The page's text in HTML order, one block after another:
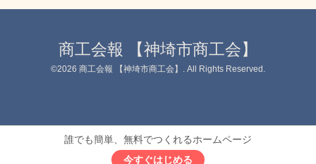
商工会報 【神埼市商工会】
©2026 商工会報 【神埼市商工会】 . All Rights Reserved.
誰でも簡単、無料でつくれるホームページ
今すぐはじめる